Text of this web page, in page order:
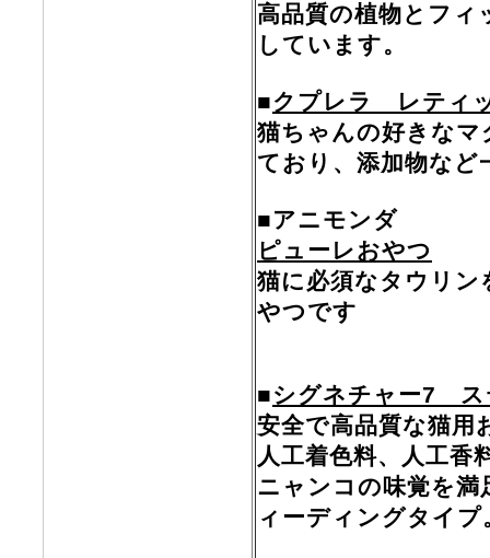
高品質の植物とフィ
しています。
■クプレラ レティ
猫ちゃんの好きなマ
ており、添加物など
■アニモンダ
ピューレおやつ
猫に必須なタウリン
やつです
■シグネチャー7 ス
安全で高品質な猫
人工着色料、人工香
ニャンコの味覚を
ィーディングタイプ